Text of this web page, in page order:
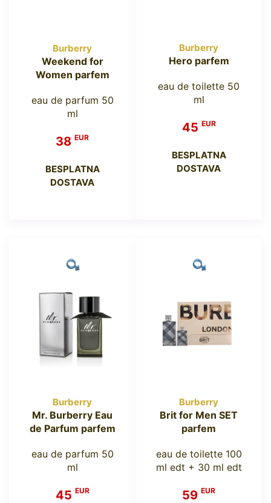
Burberry
Weekend for
Women parfem
eau de parfum 50
ml
38 EUR
BESPLATNA
DOSTAVA
Burberry
Hero parfem
eau de toilette 50
ml
45 EUR
BESPLATNA
DOSTAVA
Burberry
Mr. Burberry Eau
de Parfum parfem
eau de parfum 50
ml
45 EUR
Burberry
Brit for Men SET
parfem
eau de toilette 100
ml edt + 30 ml edt
59 EUR